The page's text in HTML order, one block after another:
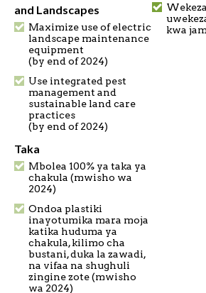
and Landscapes
Maximize use of electric
landscape maintenance
equipment
(by end of 2024)
Use integrated pest
management and
sustainable land care
practices
(by end of 2024)
kwa
Taka
Mbolea 100% ya taka ya
chakula (mwisho wa
2024)
Ondoa plastiki
inayotumika mara moja
katika huduma ya
chakula, kilimo cha
bustani, duka la zawadi,
na vifaa na shughuli
zingine zote (mwisho
wa 2024)